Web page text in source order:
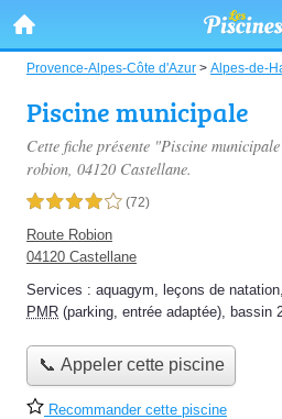
Provence-Alpes-Côte d'Azur > Alpes-de-
Piscine municipale
Cette fiche présente "Piscine
robion, 04120 Castellane.
4,0 étoiles sur 5 (72)
Route Robion
04120 Castellane
Services : aquagym, leçons de natation,
PMR (parking, entrée adaptée), bassin
📞 Appeler cette piscine
Recommander cette piscine